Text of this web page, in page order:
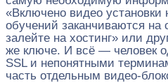
«Включено видео установки
обучений заканчиваются
залейте на хостинг» или
же ключе. И всё — человек
SSL и непонятными
часть отдельным видео-